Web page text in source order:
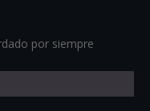
por siempre